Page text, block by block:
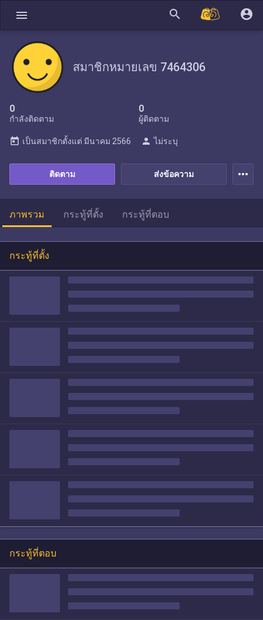
menu search account_circle
สมาชิกหมายเลข 7464306
0
กำลังติดตาม
0
ผู้ติดตาม
ส่งข้อความ
ติดตาม
today เป็นสมาชิกตั้งแต่ มีนาคม 2566 person ไม่ระบุ
more_horiz
ภาพรวม กระทู้ที่ตั้ง กระทู้ที่ตอบ
กระทู้ที่ตั้ง
กระทู้ที่ตอบ